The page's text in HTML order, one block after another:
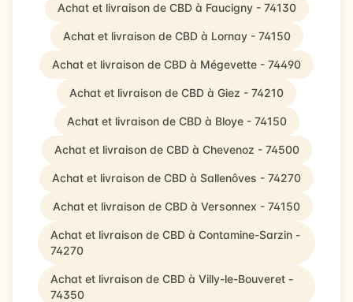
Achat et livraison de CBD à Faucigny - 74130
Achat et livraison de CBD à Lornay - 74150
Achat et livraison de CBD à Mégevette - 74490
Achat et livraison de CBD à Giez - 74210
Achat et livraison de CBD à Bloye - 74150
Achat et livraison de CBD à Chevenoz - 74500
Achat et livraison de CBD à Sallenôves - 74270
Achat et livraison de CBD à Versonnex - 74150
Achat et livraison de CBD à Contamine-Sarzin -
74270
Achat et livraison de CBD à Villy-le-Bouveret -
74350